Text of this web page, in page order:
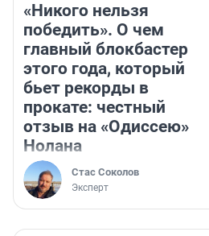
«Никого нельзя
победить». О чем
главный блокбастер
этого года, который
бьет рекорды в
прокате: честный
отзыв на «Одиссею»
Нолана
Стас Соколов
Эксперт